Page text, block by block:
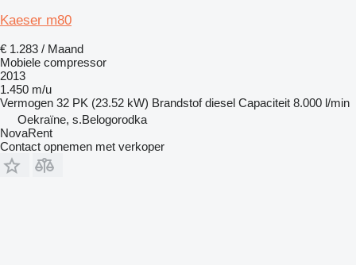
Kaeser m80
€ 1.283 / Maand
Mobiele compressor
2013
1.450 m/u
Vermogen 32 PK (23.52 kW) Brandstof diesel Capaciteit 8.000 l/min
Oekraïne, s.Belogorodka
NovaRent
Contact opnemen met verkoper